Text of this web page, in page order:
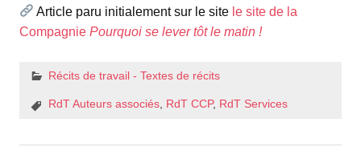
Article paru initialement sur le site le site de la
Compagnie Pourquoi se lever tôt le matin !
Récits de travail - Textes de récits
RdT Auteurs associés, RdT CCP, RdT Services